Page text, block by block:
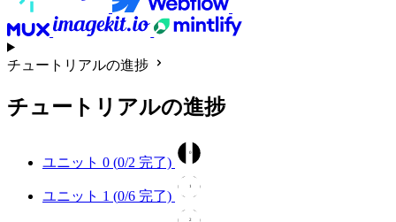
チュートリアルの進捗
チュートリアルの進捗
ユニット 0 (0/2 完了)
0
ユニット 1 (0/6 完了)
1
2